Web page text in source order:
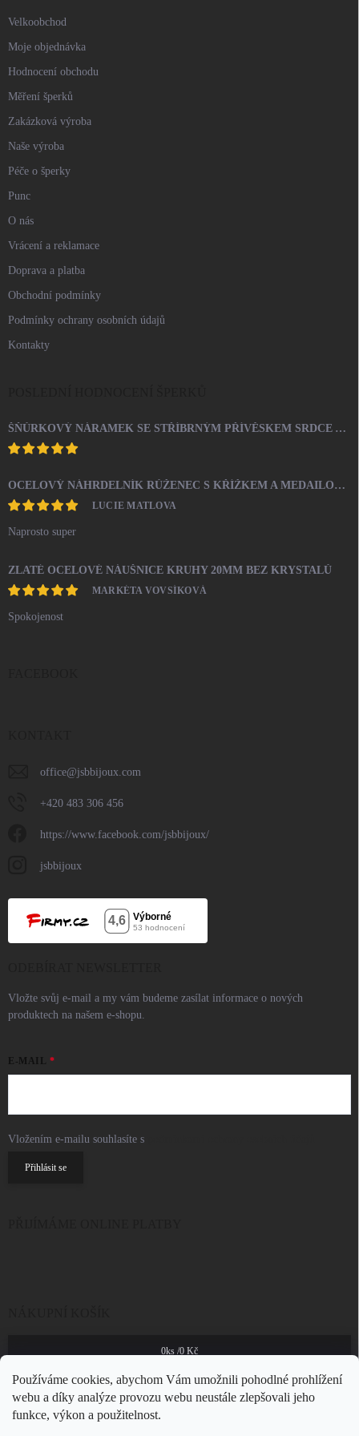
Používáme cookies, abychom Vám umožnili pohodlné prohlížení
webu a díky analýze provozu webu neustále zlepšovali jeho
funkce, výkon a použitelnost.
Velkoobchod
Moje objednávka
Hodnocení obchodu
Měření šperků
Zakázková výroba
Naše výroba
Péče o šperky
Punc
O nás
Vrácení a reklamace
Doprava a platba
Obchodní podmínky
Podmínky ochrany osobních údajů
Kontakty
ŠŇŮRKOVÝ NÁRAMEK SE STŘÍBRNÝM PŘÍVĚSKEM SRDCE A KRYSTALY SWAROVSKI CRYSTAL (STŘÍBRO 925/1000)
OCELOVÝ NÁHRDELNÍK RŮŽENEC S KŘÍŽKEM A MEDAILONEM
LUCIE MATLOVA
Naprosto super
ZLATÉ OCELOVÉ NÁUŠNICE KRUHY 20MM BEZ KRYSTALŮ
MARKÉTA VOVSÍKOVÁ
Spokojenost
office@jsbbijoux.com
+420 483 306 456
https://www.facebook.com/jsbbijoux/
jsbbijoux
Vložte svůj e-mail a my vám budeme zasílat informace o nových
produktech na našem e-shopu.
E-MAIL
Vložením e-mailu souhlasíte s
Přihlásit se
0ks /0 Kč